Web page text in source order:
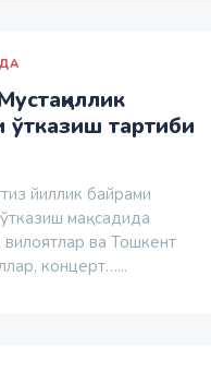
тартиби
йиллик байрами
мақсадида
вилоятлар ва Тошкент
концерт…...